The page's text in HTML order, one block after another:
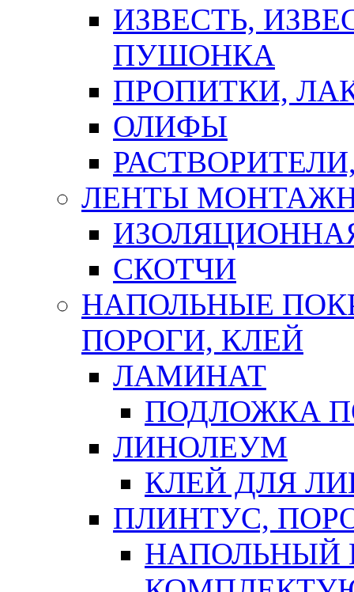
ИЗВЕСТЬ,
ПУШОНКА
ПРОПИТКИ,
ОЛИФЫ
ЛЕНТЫ
СКОТЧИ
НАПОЛЬНЫЕ
ПОРОГИ, КЛЕЙ
ЛАМИНАТ
ПОДЛОЖКА
ЛИНОЛЕУМ
КЛЕЙ ДЛЯ
ПЛИНТУС,
НАПОЛЬНЫЙ